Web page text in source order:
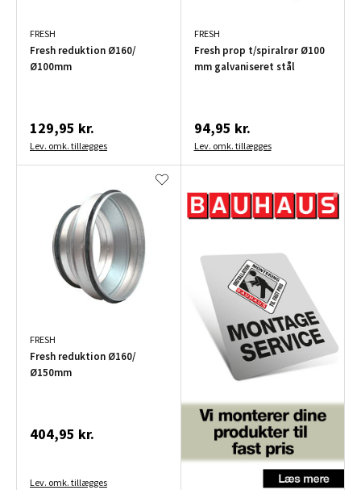
FRESH
Fresh reduktion Ø160/
Ø100mm
129,95 kr.
Lev. omk. tillægges
FRESH
Fresh prop t/spiralrør Ø100
mm galvaniseret stål
94,95 kr.
Lev. omk. tillægges
FRESH
Fresh reduktion Ø160/
Ø150mm
404,95 kr.
Lev. omk. tillægges